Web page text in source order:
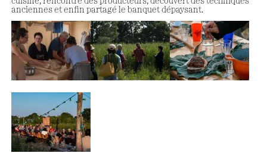
cuisiné, rencontré des producteurs, découvert des techniques
anciennes et enfin partagé le banquet dépaysant.